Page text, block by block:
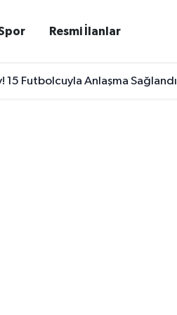
Resmi İlanlar
15 Futbolcuyla Anlaşma Sağlandı